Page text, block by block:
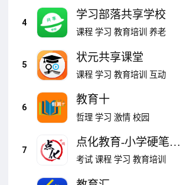
4
学习部落共享学校
课程 学习 教育培训 养老
5
状元共享课堂
课程 学习 教育培训 互动
6
教育十
哲理 学习 激情 校园
7
点化教育-小学硬笔书
法练字
考试 课程 学习 教育培训